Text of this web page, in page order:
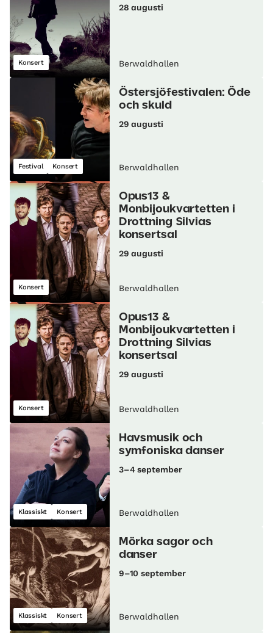
Konsert
28 augusti
Berwaldhallen
Festival Konsert
Östersjöfestivalen: Öde
och skuld
29 augusti
Berwaldhallen
Konsert
Opus13 &
Monbijoukvartetten i
Drottning Silvias
konsertsal
29 augusti
Berwaldhallen
Konsert
Opus13 &
Monbijoukvartetten i
Drottning Silvias
konsertsal
29 augusti
Berwaldhallen
Klassiskt Konsert
Havsmusik och
symfoniska danser
3–4 september
Berwaldhallen
Klassiskt Konsert
Mörka sagor och
danser
9–10 september
Berwaldhallen